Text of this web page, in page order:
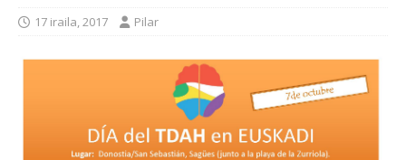
17 iraila, 2017 Pilar